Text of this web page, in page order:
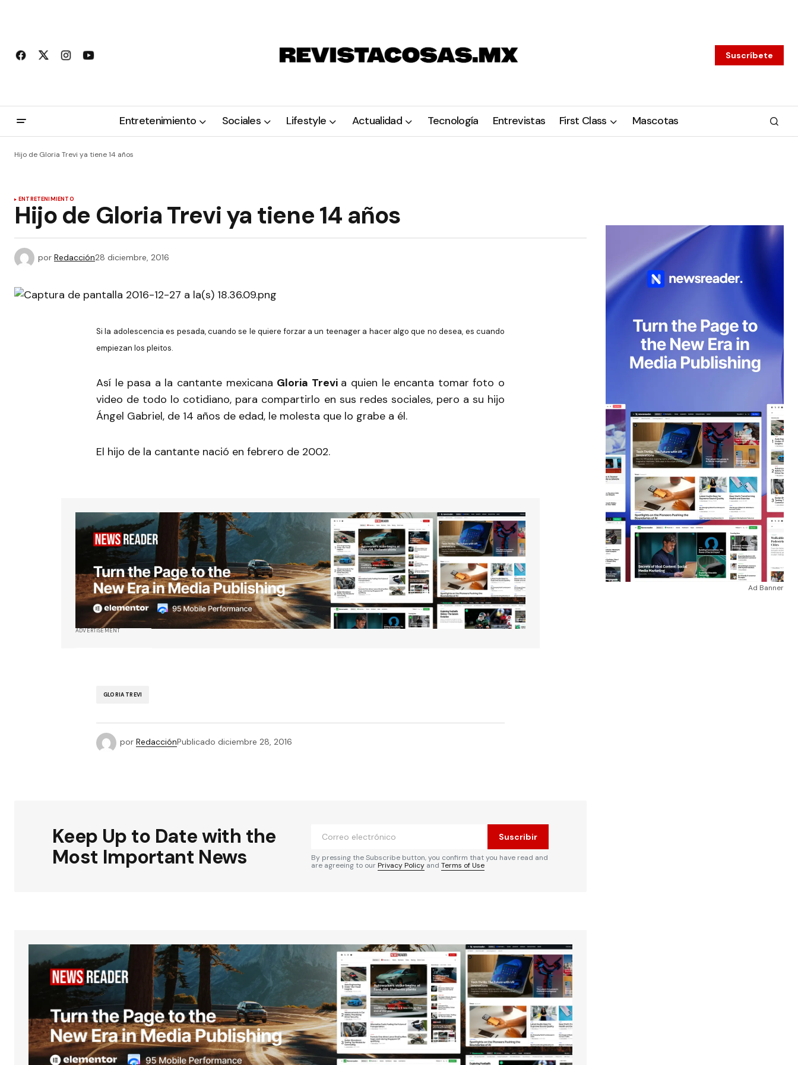
Suscríbete
Entretenimiento Sociales Lifestyle Actualidad Tecnología Entrevistas First Class Mascotas
Hijo de Gloria Trevi ya tiene 14 años
ENTRETENIMIENTO
Hijo de Gloria Trevi ya tiene 14 años
por Redacción28 diciembre, 2016
Si la adolescencia es pesada, cuando se le quiere forzar a un teenager a hacer algo que no desea, es cuando
empiezan los pleitos.
Así le pasa a la cantante mexicana Gloria Trevi a quien le encanta tomar foto o
video de todo lo cotidiano, para compartirlo en sus redes sociales, pero a su hijo
Ángel Gabriel, de 14 años de edad, le molesta que lo grabe a él.
El hijo de la cantante nació en febrero de 2002.
ADVERTISEMENT
GLORIA TREVI
por RedacciónPublicado diciembre 28, 2016
Keep Up to Date with the
Most Important News
Suscribir
By pressing the Subscribe button, you confirm that you have read and
are agreeing to ourPrivacy Policy and Terms of Use
Ad Banner